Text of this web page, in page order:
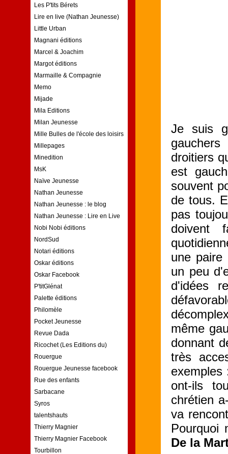
Les P'tits Bérets
Lire en live (Nathan Jeunesse)
Little Urban
Magnani éditions
Marcel & Joachim
Margot éditions
Marmaille & Compagnie
Memo
Mijade
Mila Editions
Milan Jeunesse
Mille Bulles de l'école des loisirs
Millepages
Minedition
MsK
Naïve Jeunesse
Nathan Jeunesse
Nathan Jeunesse : le blog
Nathan Jeunesse : Lire en Live
Nobi Nobi éditions
NordSud
Notari éditions
Oskar éditions
Oskar Facebook
P'titGlénat
Palette éditions
Philomèle
Pocket Jeunesse
Revue Dada
Ricochet (Les Editions du)
Rouergue
Rouergue Jeunesse facebook
Rue des enfants
Sarbacane
Syros
talentshauts
Thierry Magnier
Thierry Magnier Facebook
Tourbillon
Je suis
droitiers
est
souvent
de tous.
pas
doivent
une paire
un peu
d'idées
même
donnant
très
exemples
ont-ils
chrétien
va
Pourquoi
De la